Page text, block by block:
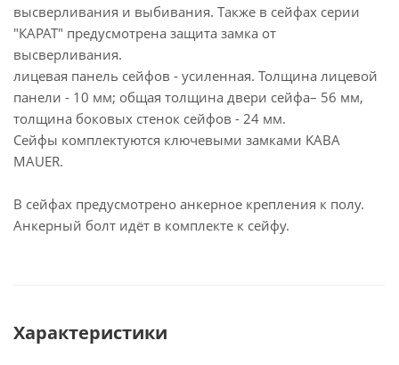
высверливания и выбивания. Также в сейфах серии
"КАРАТ" предусмотрена защита замка от
высверливания.
лицевая панель сейфов - усиленная. Толщина лицевой
панели - 10 мм; общая толщина двери сейфа– 56 мм,
толщина боковых стенок сейфов - 24 мм.
Сейфы комплектуются ключевыми замками KABA
MAUER.
В сейфах предусмотрено анкерное крепления к полу.
Анкерный болт идёт в комплекте к сейфу.
Характеристики